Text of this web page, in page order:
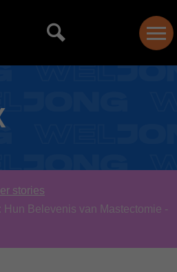
stories
Hun Belevenis van Mastectomie -